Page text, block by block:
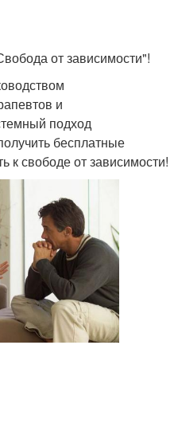
от зависимости"!
и
подход
бесплатные
к свободе от зависимости!